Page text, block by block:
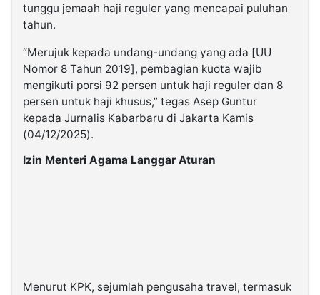
tunggu jemaah haji reguler yang mencapai puluhan
tahun.
“Merujuk kepada undang-undang yang ada [UU
Nomor 8 Tahun 2019], pembagian kuota wajib
mengikuti porsi 92 persen untuk haji reguler dan 8
persen untuk haji khusus,” tegas Asep Guntur
kepada Jurnalis Kabarbaru di Jakarta Kamis
(04/12/2025).
Izin Menteri Agama Langgar Aturan
Menurut KPK, sejumlah pengusaha travel, termasuk